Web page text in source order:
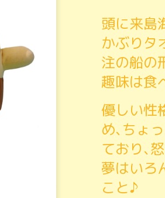
頭に来島
かぶり タ
注の船の
趣味は食
優しい性
め､ちょ
ており､
夢はいろ
こと♪